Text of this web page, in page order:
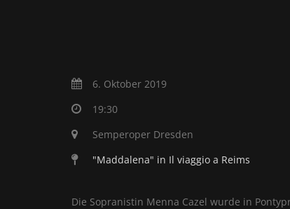
6. Oktober 2019
19:30
Semperoper Dresden
"Maddalena" in Il viaggio a Reims
Die Sopranistin Menna Cazel wurde in